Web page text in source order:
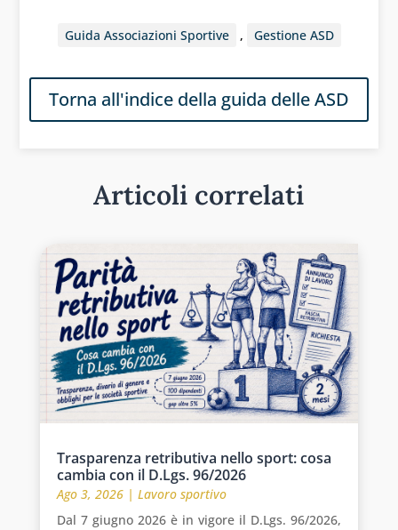
Guida Associazioni Sportive , Gestione ASD
Torna all'indice della guida delle ASD
Articoli correlati
Trasparenza retributiva nello sport: cosa
cambia con il D.Lgs. 96/2026
Ago 3, 2026| Lavoro sportivo
Dal 7 giugno 2026 è in vigore il D.Lgs. 96/2026,